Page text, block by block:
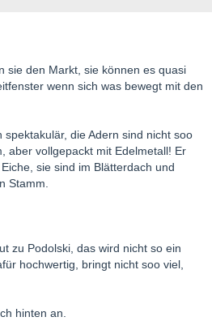
sie den Markt, sie können es quasi
wenn sich was bewegt mit den
die Adern sind nicht soo
aber vollgepackt mit Edelmetall! Er
sie sind im Blätterdach und
Stamm.
zu Podolski, das wird nicht so ein
hochwertig, bringt nicht soo viel,
hinten an.